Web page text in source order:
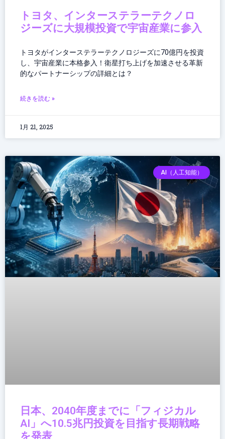
トヨタ、インターステラーテクノロ
ジーズに大規模投資で宇宙産業に参入
トヨタがインターステラーテクノロジーズに70億円を投資
し、宇宙産業に本格参入！衛星打ち上げを加速させる革新
的なパートナーシップの詳細とは？
続きを読む »
1月 21, 2025
AI（人工知能）
日本、2040年度までに「フィジカル
AI」へ10.5兆円投資を目指す長期戦略
を発表